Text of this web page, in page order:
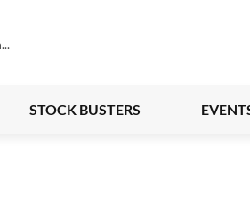
STOCK BUSTERS